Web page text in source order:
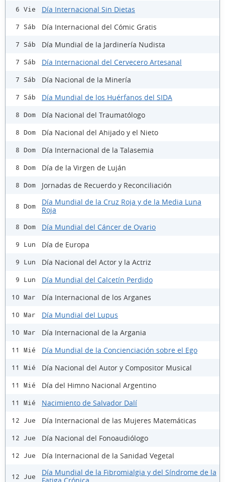
6 Vie Día Internacional Sin Dietas
7 Sáb Día Internacional del Cómic Gratis
7 Sáb Día Mundial de la Jardinería Nudista
7 Sáb Día Internacional del Cervecero Artesanal
7 Sáb Día Nacional de la Minería
7 Sáb Día Mundial de los Huérfanos del SIDA
8 Dom Día Nacional del Traumatólogo
8 Dom Día Nacional del Ahijado y el Nieto
8 Dom Día Internacional de la Talasemia
8 Dom Día de la Virgen de Luján
8 Dom Jornadas de Recuerdo y Reconciliación
8 Dom
Día Mundial de la Cruz Roja y de la Media Luna
Roja
8 Dom Día Mundial del Cáncer de Ovario
9 Lun Día de Europa
9 Lun Día Nacional del Actor y la Actriz
9 Lun Día Mundial del Calcetín Perdido
10 Mar Día Internacional de los Arganes
10 Mar Día Mundial del Lupus
10 Mar Día Internacional de la Argania
11 Mié Día Mundial de la Concienciación sobre el Ego
11 Mié Día Nacional del Autor y Compositor Musical
11 Mié Día del Himno Nacional Argentino
11 Mié Nacimiento de Salvador Dalí
12 Jue Día Internacional de las Mujeres Matemáticas
12 Jue Día Nacional del Fonoaudiólogo
12 Jue Día Internacional de la Sanidad Vegetal
12 Jue
Día Mundial de la Fibromialgia y del Síndrome de la